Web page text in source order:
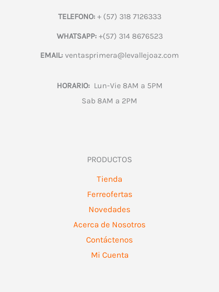
TELEFONO:+ (57) 318 7126333
WHATSAPP:+(57) 314 8676523
EMAIL: ventasprimera@levallejoaz.com
HORARIO:Lun-Vie 8AM a 5PM
Sab 8AM a 2PM
PRODUCTOS
Tienda
Ferreofertas
Novedades
Acerca de Nosotros
Contáctenos
Mi Cuenta